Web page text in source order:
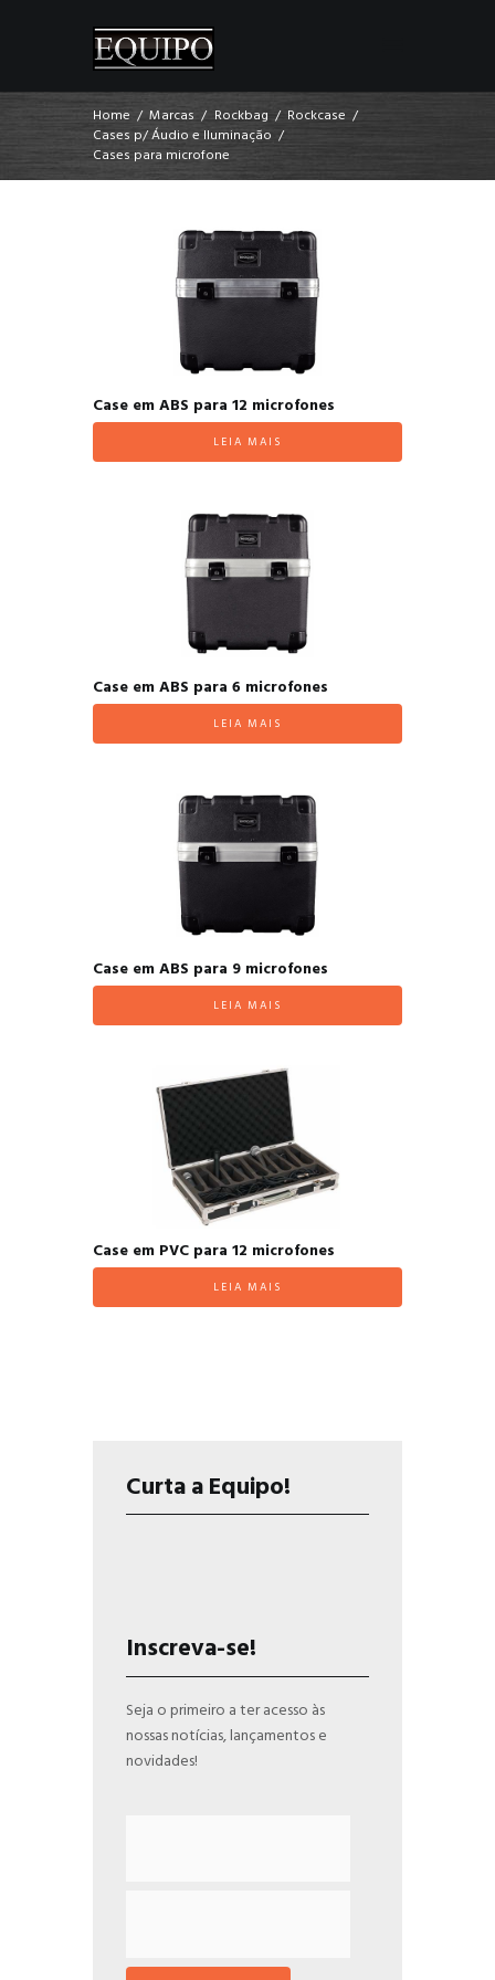
Home Marcas Rockbag
Rockcase
Cases p/ Áudio e Iluminação
Cases para microfone
Case em ABS para 12 microfones
LEIA MAIS
Case em ABS para 6 microfones
LEIA MAIS
Case em ABS para 9 microfones
LEIA MAIS
Case em PVC para 12 microfones
LEIA MAIS
Curta a Equipo!
Inscreva-se!
Seja o primeiro a ter acesso às
nossas notícias, lançamentos e
novidades!